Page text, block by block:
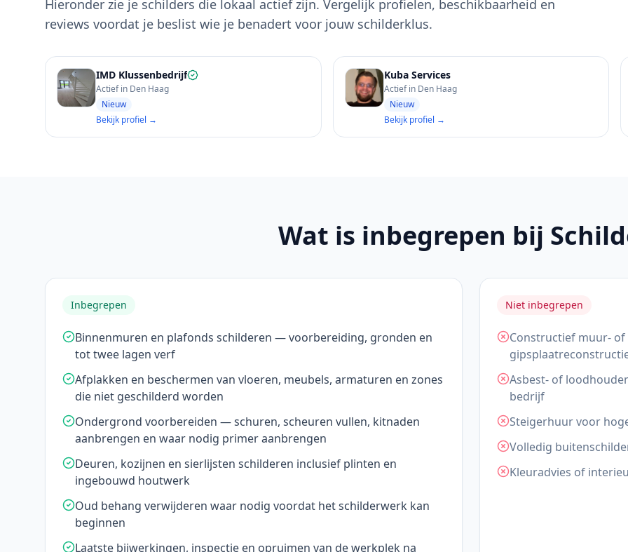
Hieronder zie je schilders die lokaal actief zijn. Vergelijk profielen, beschikbaarheid en
reviews voordat je beslist wie je benadert voor jouw schilderklus.
IMD Klussenbedrijf
Actief in Den Haag
Nieuw
Bekijk profiel →
Kuba Services
Actief in Den Haag
Nieuw
Bekijk profiel →
Wat is inbegrepen bij
Inbegrepen
Binnenmuren en plafonds schilderen — voorbereiding, gronden en
tot twee lagen verf
Afplakken en beschermen van vloeren, meubels, armaturen en zones
die niet geschilderd worden
Ondergrond voorbereiden — schuren, scheuren vullen, kitnaden
aanbrengen en waar nodig primer aanbrengen
Deuren, kozijnen en sierlijsten schilderen inclusief plinten en
ingebouwd houtwerk
Oud behang verwijderen waar nodig voordat het schilderwerk kan
beginnen
Laatste bijwerkingen, inspectie en opruimen van de werkplek na
Niet inbegrepen
Constructief muur-
Asbest- of
bedrijf
Steigerhuur voor
Volledig
Kleuradvies of